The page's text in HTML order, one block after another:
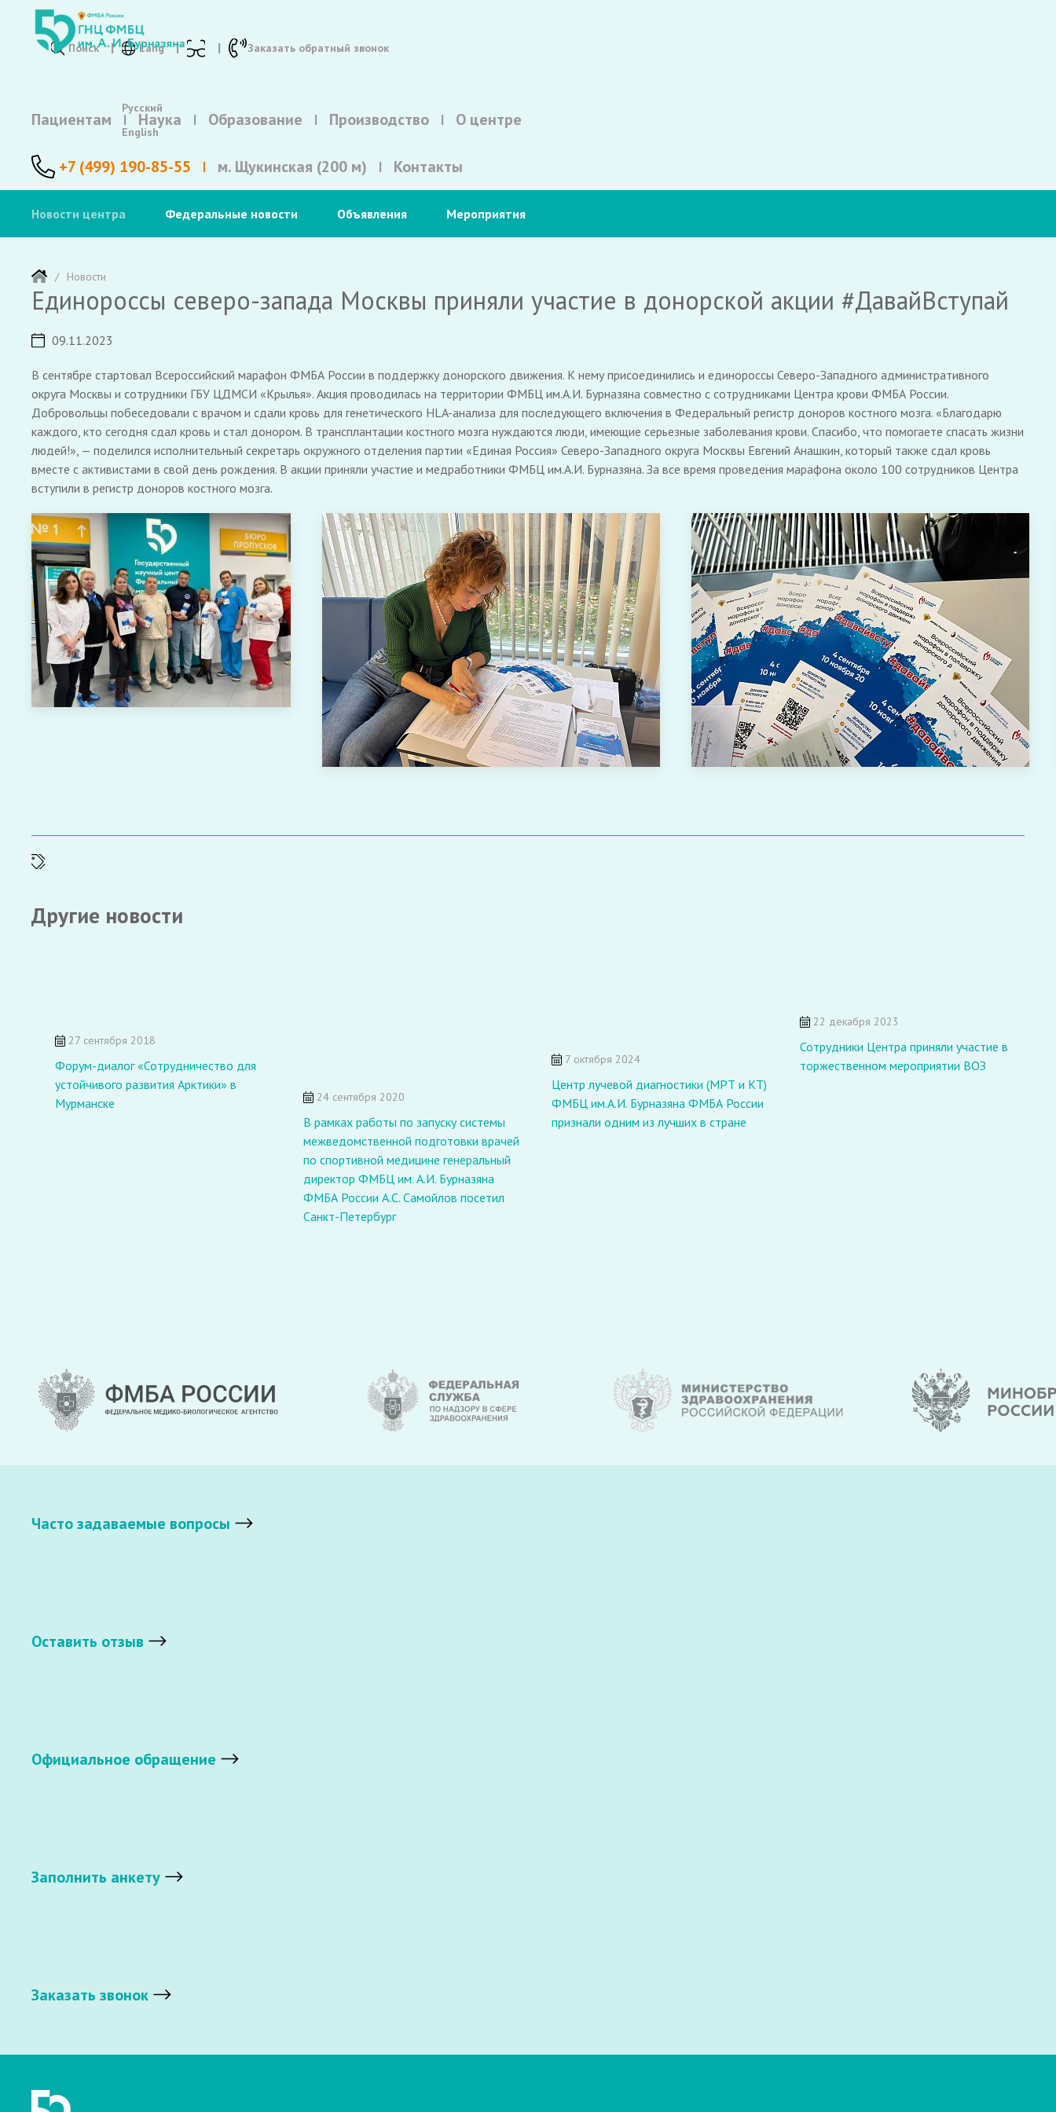
Поиск Lang
Русский
English
Заказать обратный звонок
Пациентам Наука Образование Производство О центре
+7 (499) 190-85-55 м. Щукинская (200 м) Контакты
Новости центра Федеральные новости Объявления Мероприятия
Новости
Единороссы северо-запада Москвы приняли участие в донорской акции #ДавайВступай
09.11.2023
В сентябре стартовал Всероссийский марафон ФМБА России в поддержку донорского движения. К нему присоединились и единороссы Северо-Западного административного
округа Москвы и сотрудники ГБУ ЦДМСИ «Крылья». Акция проводилась на территории ФМБЦ им.А.И. Бурназяна совместно с сотрудниками Центра крови ФМБА России.
Добровольцы побеседовали с врачом и сдали кровь для генетического HLA-анализа для последующего включения в Федеральный регистр доноров костного мозга. «Благодарю
каждого, кто сегодня сдал кровь и стал донором. В трансплантации костного мозга нуждаются люди, имеющие серьезные заболевания крови. Спасибо, что помогаете спасать жизни
людей!», — поделился исполнительный секретарь окружного отделения партии «Единая Россия» Северо-Западного округа Москвы Евгений Анашкин, который также сдал кровь
вместе с активистами в свой день рождения. В акции приняли участие и медработники ФМБЦ им.А.И. Бурназяна. За все время проведения марафона около 100 сотрудников Центра
вступили в регистр доноров костного мозга.
Другие новости
27 сентября 2018
Форум-диалог «Сотрудничество для
устойчивого развития Арктики» в
Мурманске
24 сентября 2020
В рамках работы по запуску системы
межведомственной подготовки врачей
по спортивной медицине генеральный
директор ФМБЦ им. А.И. Бурназяна
ФМБА России А.С. Самойлов посетил
Санкт-Петербург
7 октября 2024
Центр лучевой диагностики (МРТ и КТ)
ФМБЦ им.А.И. Бурназяна ФМБА России
признали одним из лучших в стране
22 декабря 2023
Сотрудники Центра приняли участие в
торжественном мероприятии ВОЗ
Часто задаваемые вопросы
Оставить отзыв
Официальное обращение
Заполнить анкету
Заказать звонок